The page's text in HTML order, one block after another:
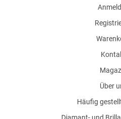
Über
Häufig
Diamant- und